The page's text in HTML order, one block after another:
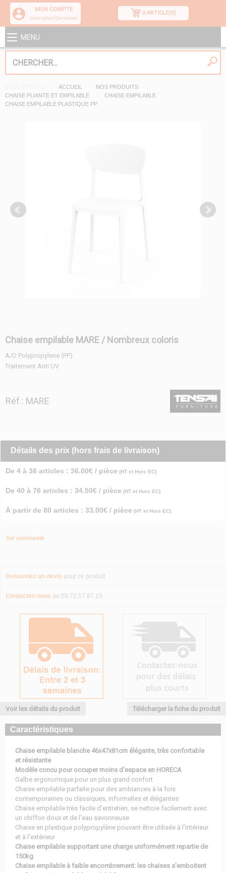
MON COMPTE
Inscription/Connexion
0 ARTICLE(S)
MENU
ACCUEIL
NOS PRODUITS
CHAISE PLIANTE ET EMPILABLE
CHAISE EMPILABLE
CHAISE EMPILABLE PLASTIQUE PP
Chaise empilable MARE / Nombreux coloris
A/D Polypropylene (PP)
Traitement Anti UV
Réf.: MARE
Détails des prix (hors frais de livraison)
De 4 à 36 articles : 36.00€ / pièce (HT et Hors EC)
De 40 à 76 articles : 34.50€ / pièce (HT et Hors EC)
À partir de 80 articles : 33.00€ / pièce (HT et Hors EC)
Sur commande
Demandez un devis pour ce produit
Contactez-nous au 09.72.57.87.15
Voir les détails du produit Télécharger la fiche du produit
Caractéristiques
Chaise empilable blanche 46x47x81cm élégante, très confortable
et résistante
Modèle concu pour occuper moins d'espace en HORECA
Galbe ergonomique pour un plus grand confort
Chaise empilable parfaite pour des ambiances à la fois
contemporaines ou classiques, informelles et élégantes
Chaise empilable très facile d'entretien, se nettoie facilement avec
un chiffon doux et de l'eau savonneuse
Chaise en plastique polypropylène pouvant être utilisée à l'intérieur
et à l'extérieur
Chaise empilable supportant une charge uniformément repartie de
150kg
Chaise empilable à faible encombrement: les chaises s'emboitent